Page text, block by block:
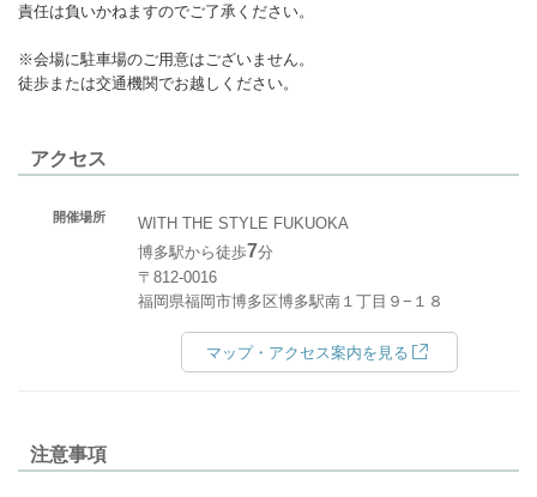
責任は負いかねますのでご了承ください。
※会場に駐車場のご用意はございません。
徒歩または交通機関でお越しください。
アクセス
開催場所
WITH THE STYLE FUKUOKA
博多駅から徒歩7分
〒812-0016
福岡県福岡市博多区博多駅南１丁目９−１８
マップ・アクセス案内を見る
注意事項